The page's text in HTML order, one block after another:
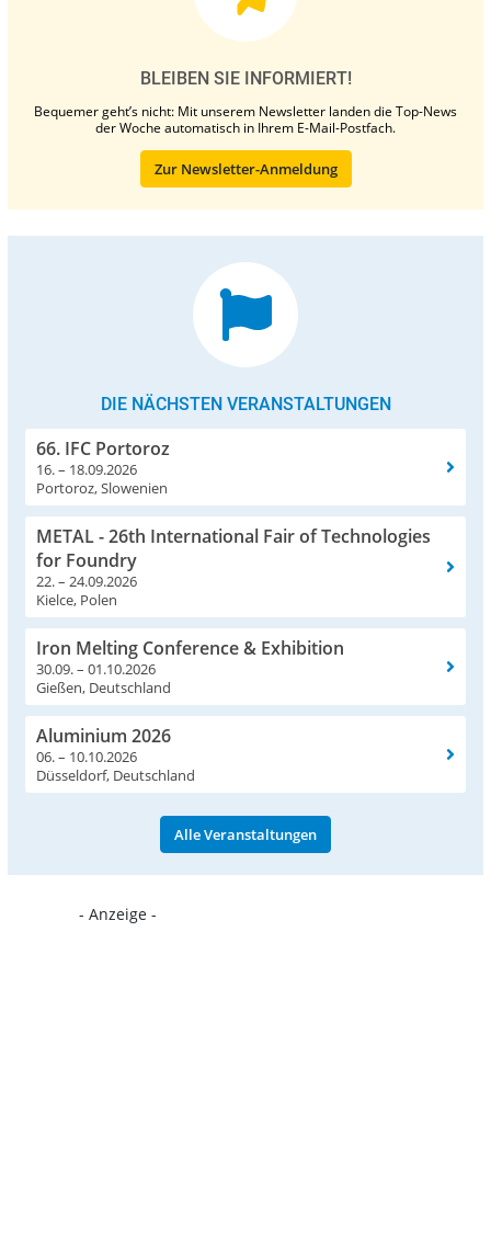
BLEIBEN SIE INFORMIERT!
Bequemer geht’s nicht: Mit unserem Newsletter landen die Top-News
der Woche automatisch in Ihrem E-Mail-Postfach.
Zur Newsletter-Anmeldung
DIE NÄCHSTEN VERANSTALTUNGEN
66. IFC Portoroz
16. – 18.09.2026
Portoroz, Slowenien
METAL - 26th International Fair of Technologies
for Foundry
22. – 24.09.2026
Kielce, Polen
Iron Melting Conference & Exhibition
30.09. – 01.10.2026
Gießen, Deutschland
Aluminium 2026
06. – 10.10.2026
Düsseldorf, Deutschland
Alle Veranstaltungen
- Anzeige -